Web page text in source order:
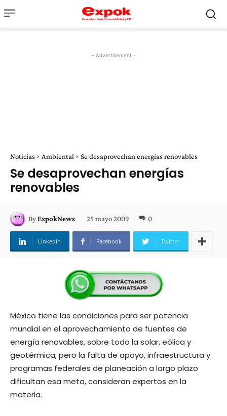
- Advertisement -
Noticias Ambiental Se desaprovechan energías renovables
Se desaprovechan energías
renovables
ByExpokNews 25 mayo 2009 0
Linkedin Facebook Twitter
México tiene las condiciones para ser potencia
mundial en el aprovechamiento de fuentes de
energía renovables, sobre todo la solar, eólica y
geotérmica, pero la falta de apoyo, infraestructura y
programas federales de planeación a largo plazo
dificultan esa meta, consideran expertos en la
materia.